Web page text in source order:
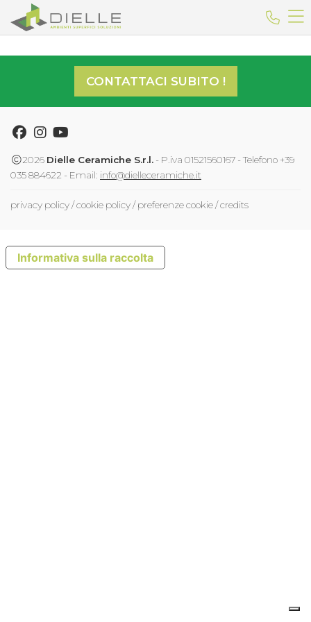
Dielle Ceramiche
CONTATTACI SUBITO !
Facebook
Instagram
Youtube
2026 Dielle Ceramiche S.r.l. - P.iva 01521560167 - Telefono +39
035 884622 - Email: info@dielleceramiche.it
privacy policy/cookie policy/preferenze cookie/credits
Informativa sulla raccolta